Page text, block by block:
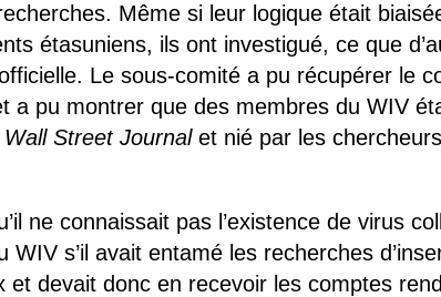
Même si leur logique était
étasuniens, ils ont investigué, ce que
Le sous-comité a pu récupérer le
a pu montrer que des membres du WIV
Wall Street Journalet nié par les
ne connaissait pas l’existence de virus
WIV s’il avait entamé les recherches
et devait donc en recevoir les comptes